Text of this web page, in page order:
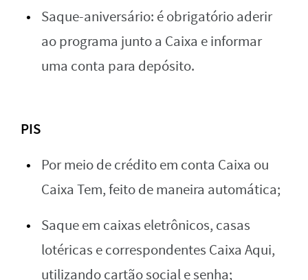
Saque-aniversário: é obrigatório aderir
ao programa junto a Caixa e informar
uma conta para depósito.
PIS
Por meio de crédito em conta Caixa ou
Caixa Tem, feito de maneira automática;
Saque em caixas eletrônicos, casas
lotéricas e correspondentes Caixa Aqui,
utilizando cartão social e senha;